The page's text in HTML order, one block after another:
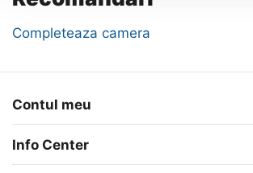
Completeaza camera
Contul meu
Info Center